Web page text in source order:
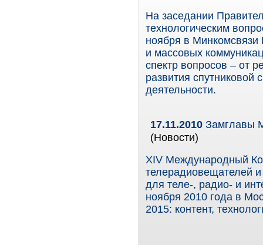
На заседании
технологическим
ноября в Минкомсвязи
и массовых
спектр вопросов – от
развития спутниковой
деятельности.
17.11.2010 Замглавы
(Новости)
XIV Международный
телерадиовещателей
для теле-, радио- и
ноября 2010 года в
2015: контент,